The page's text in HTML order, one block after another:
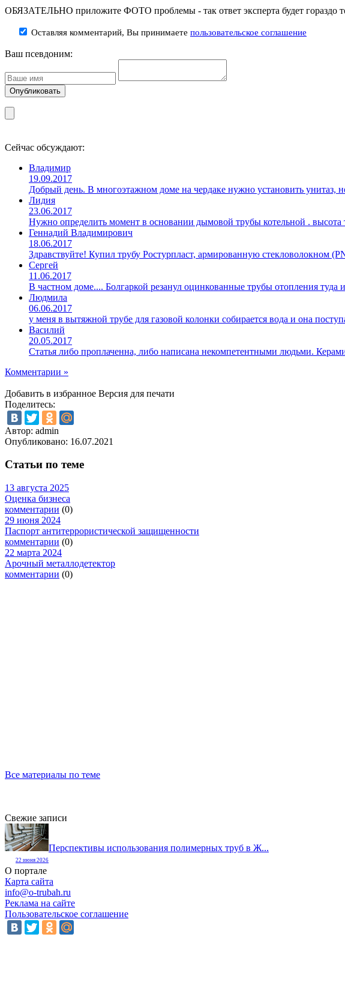
ОБЯЗАТЕЛЬНО приложите ФОТО проблемы - так ответ эксперта будет гораздо
Оставляя комментарий, Вы принимаете пользовательское соглашение
Ваш псевдоним:
Сейчас обсуждают:
Владимир
19.09.2017
Добрый день. В многоэтажном доме на чердаке нужно установить унитаз,
Лидия
23.06.2017
Нужно определить момент в основании дымовой трубы котельной .
Геннадий Владимирович
18.06.2017
Здравствуйте! Купил трубу Ростурпласт, армированную стекловолокном
Сергей
11.06.2017
В частном доме.... Болгаркой резанул оцинкованные трубы отопления туда
Людмила
06.06.2017
у меня в вытяжной трубе для газовой колонки собирается вода и она
Василий
20.05.2017
Статья либо проплаченна, либо написана некомпетентными людьми.
Комментарии »
Добавить в избранное Версия для печати
Поделитесь:
Автор: admin
Опубликовано: 16.07.2021
Статьи по теме
13 августа 2025
Оценка бизнеса
комментарии (0)
29 июня 2024
Паспорт антитеррористической защищенности
комментарии (0)
22 марта 2024
Арочный металлодетектор
комментарии (0)
Все материалы по теме
Свежие записи
Перспективы использования полимерных труб в Ж...
22 июня 2026
О портале
Карта сайта
info@o-trubah.ru
Реклама на сайте
Пользовательское соглашение